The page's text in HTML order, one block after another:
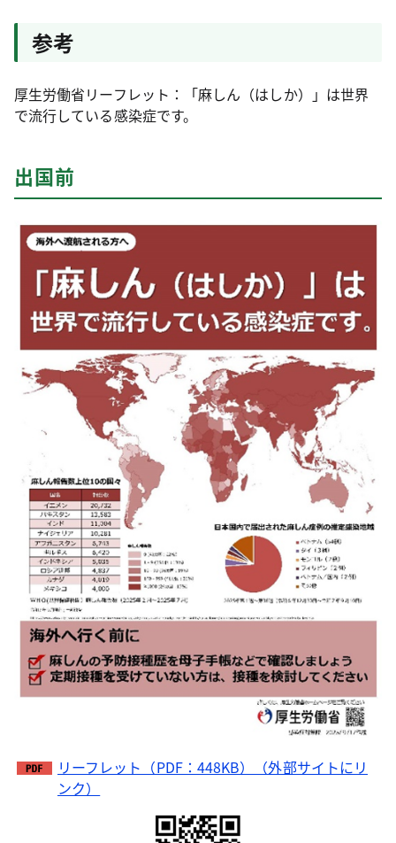
参考
厚生労働省リーフレット：「麻しん（はしか）」は世界
で流行している感染症です。
出国前
リーフレット（PDF：448KB）（外部サイトにリ
ンク）